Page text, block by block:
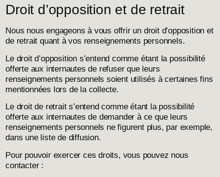
Droit d’opposition et de retrait
Nous nous engageons à vous offrir un droit d’opposition et
de retrait quant à vos renseignements personnels.
Le droit d’opposition s’entend comme étant la possibilité
offerte aux internautes de refuser que leurs
renseignements personnels soient utilisés à certaines fins
mentionnées lors de la collecte.
Le droit de retrait s’entend comme étant la possibilité
offerte aux internautes de demander à ce que leurs
renseignements personnels ne figurent plus, par exemple,
dans une liste de diffusion.
Pour pouvoir exercer ces droits, vous pouvez nous
contacter :